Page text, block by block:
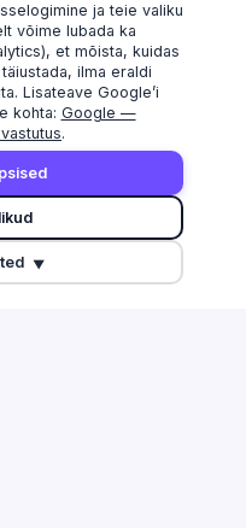
maakond
maakond
maakond
ja teie valiku
võime lubada ka
et mõista, kuidas
ilma eraldi
Lisateave Google’i
kohta: Google —
.
▼